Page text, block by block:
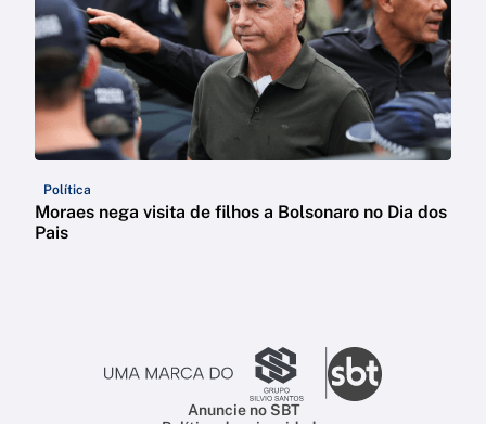
Política
Moraes nega visita de filhos a Bolsonaro no Dia dos
Pais
Anuncie no SBT